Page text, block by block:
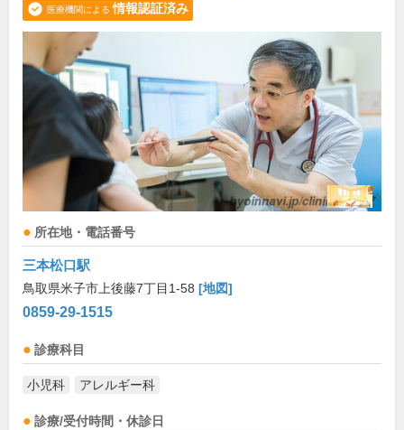
医療機関による 情報認証済み
所在地・電話番号
三本松口駅
鳥取県米子市上後藤7丁目1-58 [地図]
0859-29-1515
診療科目
小児科 アレルギー科
診療/受付時間・休診日